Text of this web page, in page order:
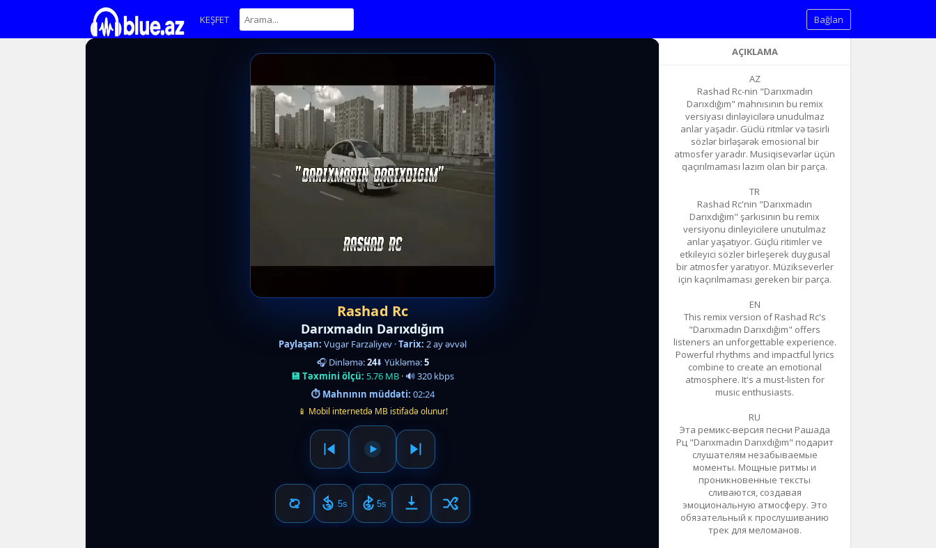
KEŞFET Bağlan
AÇIKLAMA
AZ
Rashad Rc-nin "Darıxmadın
Darıxdığım" mahnısının bu remix
versiyası dinləyicilərə unudulmaz
anlar yaşadır. Güclü ritmlər və təsirli
sözlər birləşərək emosional bir
atmosfer yaradır. Musiqisevərlər üçün
qaçırılmaması lazım olan bir parça.
TR
Rashad Rc'nin "Darıxmadın
Darıxdığım" şarkısının bu remix
versiyonu dinleyicilere unutulmaz
anlar yaşatıyor. Güçlü ritimler ve
etkileyici sözler birleşerek duygusal
bir atmosfer yaratıyor. Müzikseverler
için kaçırılmaması gereken bir parça.
EN
This remix version of Rashad Rc's
"Darıxmadın Darıxdığım" offers
listeners an unforgettable experience.
Powerful rhythms and impactful lyrics
combine to create an emotional
atmosphere. It's a must-listen for
music enthusiasts.
RU
Эта ремикс-версия песни Рашада
Рц "Darıxmadın Darıxdığım" подарит
слушателям незабываемые
моменты. Мощные ритмы и
проникновенные тексты
сливаются, создавая
эмоциональную атмосферу. Это
обязательный к прослушиванию
трек для меломанов.